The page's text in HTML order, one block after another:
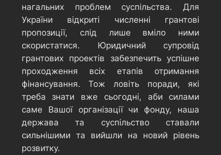
нагальних проблем суспільства. Для
України відкриті численні грантові
пропозиції, слід лише вміло ними
скористатися. Юридичний супровід
грантових проектів забезпечить успішне
проходження всіх етапів отримання
фінансування. Тож ловіть поради, які
треба знати вже сьогодні, аби силами
саме Вашої організації чи фонду, наша
держава та суспільство ставали
сильнішими та вийшли на новий рівень
розвитку.